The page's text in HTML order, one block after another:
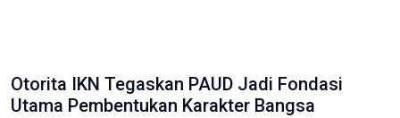
Otorita IKN Tegaskan PAUD Jadi Fondasi
Utama Pembentukan Karakter Bangsa